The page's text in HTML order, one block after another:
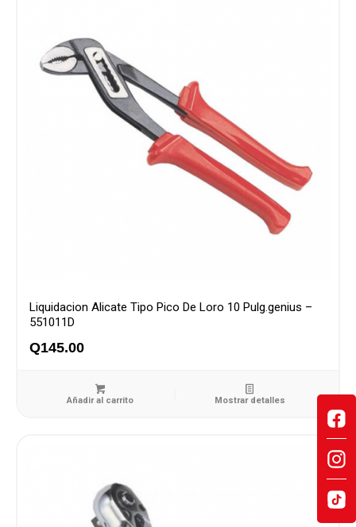
Liquidacion Alicate Tipo Pico De Loro 10 Pulg.genius –
551011D
Q145.00
Añadir al carrito Mostrar detalles